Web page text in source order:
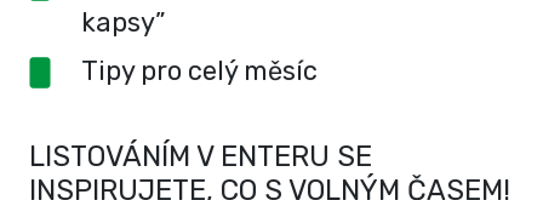
kapsy”
Tipy pro celý měsíc
LISTOVÁNÍM V ENTERU SE
INSPIRUJETE, CO S VOLNÝM ČASEM!